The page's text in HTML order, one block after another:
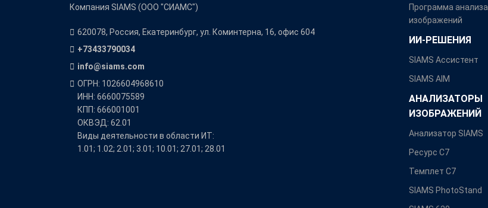
Компания SIAMS (ООО "СИАМС")
620078, Россия, Екатеринбург, ул. Коминтерна, 16, офис 604
+73433790034
info@siams.com
ОГРН: 1026604968610
ИНН: 6660075589
КПП: 666001001
ОКВЭД: 62.01
Виды деятельности в области ИТ:
1.01; 1.02; 2.01; 3.01; 10.01; 27.01; 28.01
Программа анализа
изображений
ИИ-РЕШЕНИЯ
SIAMS Ассистент
SIAMS AIM
АНАЛИЗАТОРЫ
ИЗОБРАЖЕНИЙ
Анализатор SIAMS
Ресурс С7
Темплет С7
SIAMS PhotoStand